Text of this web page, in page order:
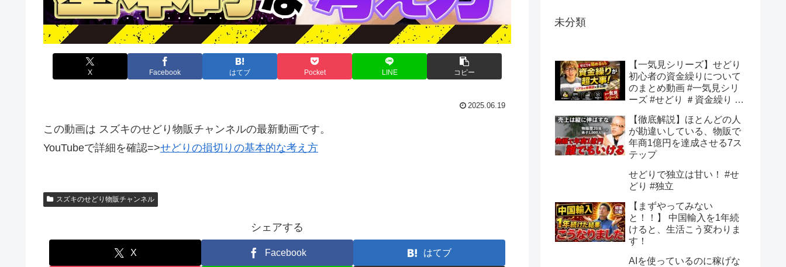
X Facebook はてブ Pocket LINE コピー
2025.06.19
この動画は スズキのせどり物販チャンネルの最新動画です。
YouTubeで詳細を確認=>せどりの損切りの基本的な考え方
スズキのせどり物販チャンネル
シェアする
X Facebook はてブ
未分類
【一気見シリーズ】せどり
初心者の資金繰りについて
のまとめ動画 #一気見シリ
ーズ #せどり ＃資金繰り #
【徹底解説】ほとんどの人
が勘違いしている、物販で
年商1億円を達成させる7ス
テップ
せどりで独立は甘い！ #せ
どり #独立
【まずやってみない
と！！】 中国輸入を1年続
けると、生活こう変わりま
す！
AIを使っているのに稼げな